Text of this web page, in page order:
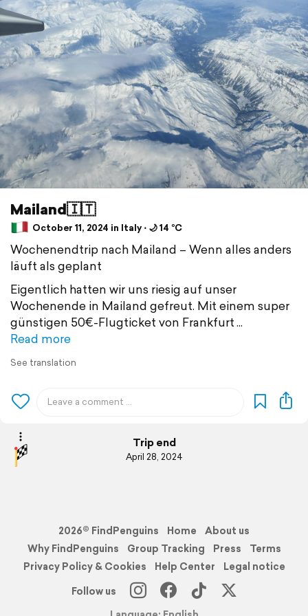
Mailand🇮🇹
October 11, 2024 in Italy ⋅ 🌙 14 °C
Wochenendtrip nach Mailand – Wenn alles anders
läuft als geplant
Eigentlich hatten wir uns riesig auf unser
Wochenende in Mailand gefreut. Mit einem super
günstigen 50€-Flugticket von Frankfurt
Read more
See translation
Trip end
April 28, 2024
2026© FindPenguins Home
About us
Why FindPenguins
Group Tracking Press
Terms
Privacy Policy & Cookies
Help Center
Legal notice
Follow us